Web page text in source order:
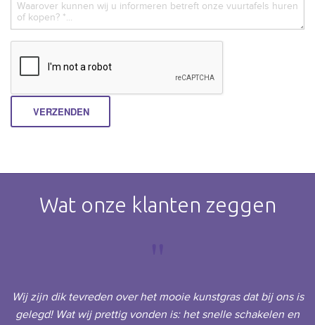
VERZENDEN
Wat onze klanten zeggen
Wij zijn dik tevreden over het mooie kunstgras dat bij ons is
gelegd! Wat wij prettig vonden is: het snelle schakelen en